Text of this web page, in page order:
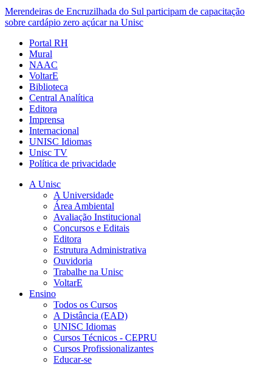
Merendeiras de Encruzilhada do Sul participam de capacitação
sobre cardápio zero açúcar na Unisc
Portal RH
Mural
NAAC
VoltarE
Biblioteca
Central Analítica
Editora
Imprensa
Internacional
UNISC Idiomas
Unisc TV
Política de privacidade
A Unisc
A Universidade
Área Ambiental
Avaliação Institucional
Concursos e Editais
Editora
Estrutura Administrativa
Ouvidoria
Trabalhe na Unisc
VoltarE
Ensino
Todos os Cursos
A Distância (EAD)
UNISC Idiomas
Cursos Técnicos - CEPRU
Cursos Profissionalizantes
Educar-se